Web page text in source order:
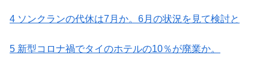
4 ソンクランの代休は7月か。6月の状況を見て検討と
5 新型コロナ禍でタイのホテルの10％が廃業か。